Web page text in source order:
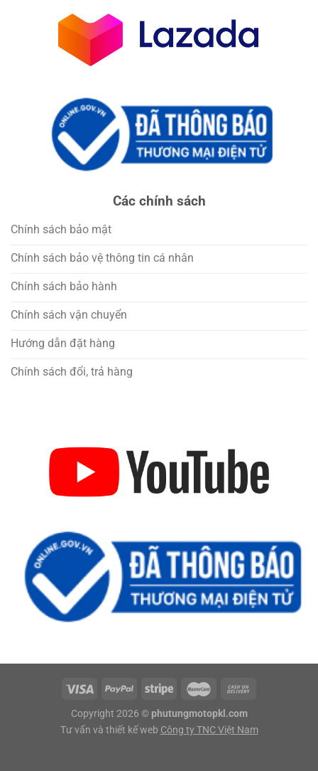
Các chính sách
Chính sách bảo mật
Chính sách bảo vệ thông tin cá nhân
Chính sách bảo hành
Chính sách vận chuyển
Hướng dẫn đặt hàng
Chính sách đổi, trả hàng
Copyright 2026 © phutungmotopkl.com
Tư vấn và thiết kế web Công ty TNC Việt Nam